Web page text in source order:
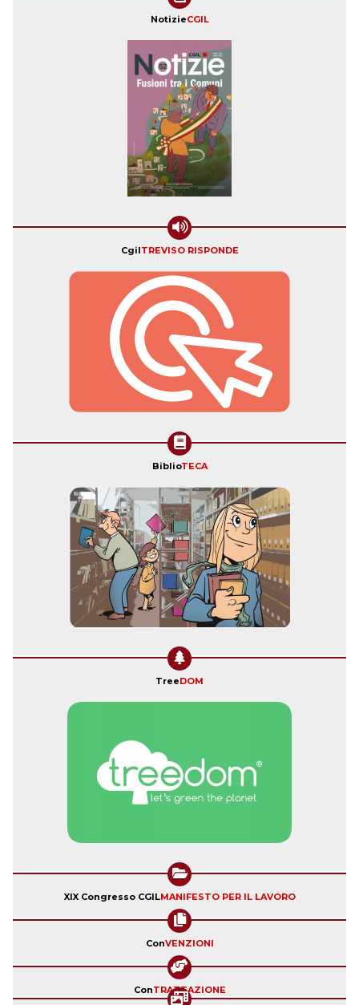
NotizieCGIL
CgilTREVISO RISPONDE
BiblioTECA
TreeDOM
XIX Congresso CGILMANIFESTO PER IL LAVORO
ConVENZIONI
ConTRATTAZIONE